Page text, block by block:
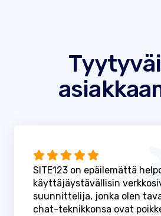
SITE123 on epäilemättä
käyttäjäystävällisin
suunnittelija, jonka olen
chat-teknikkonsa ovat